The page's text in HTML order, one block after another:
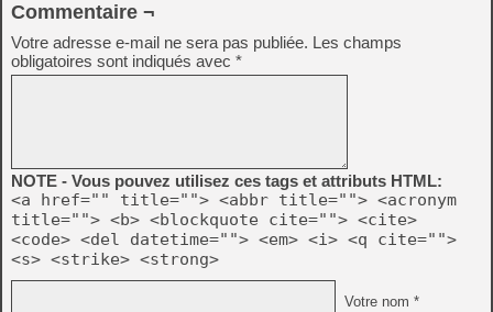
Commentaire ¬
Votre adresse e-mail ne sera pas publiée. Les champs
obligatoires sont indiqués avec *
NOTE - Vous pouvez utilisez ces tags et attributs HTML:
<a href="" title=""> <abbr title=""> <acronym
title=""> <b> <blockquote cite=""> <cite>
<code> <del datetime=""> <em> <i> <q cite="">
<s> <strike> <strong>
Votre nom *